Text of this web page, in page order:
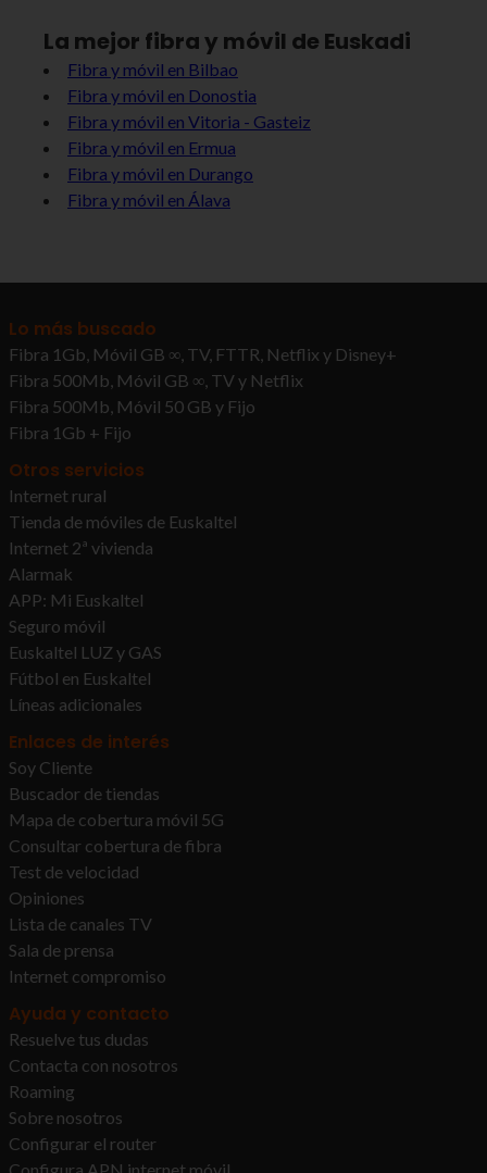
La mejor fibra y móvil de Euskadi
Fibra y móvil en Bilbao
Fibra y móvil en Donostia
Fibra y móvil en Vitoria - Gasteiz
Fibra y móvil en Ermua
Fibra y móvil en Durango
Fibra y móvil en Álava
Lo más buscado
Fibra 1Gb, Móvil GB ∞, TV, FTTR, Netflix y Disney+
Fibra 500Mb, Móvil GB ∞, TV y Netflix
Fibra 500Mb, Móvil 50 GB y Fijo
Fibra 1Gb + Fijo
Otros servicios
Internet rural
Tienda de móviles de Euskaltel
Internet 2ª vivienda
Alarmak
APP: Mi Euskaltel
Seguro móvil
Euskaltel LUZ y GAS
Fútbol en Euskaltel
Líneas adicionales
Enlaces de interés
Soy Cliente
Buscador de tiendas
Mapa de cobertura móvil 5G
Consultar cobertura de fibra
Test de velocidad
Opiniones
Lista de canales TV
Sala de prensa
Internet compromiso
Ayuda y contacto
Resuelve tus dudas
Contacta con nosotros
Roaming
Sobre nosotros
Configurar el router